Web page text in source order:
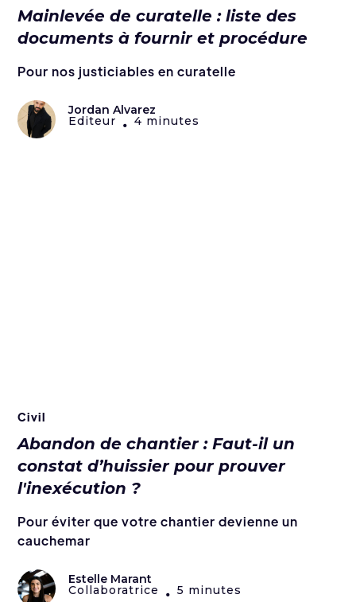
Mainlevée de curatelle : liste des
documents à fournir et procédure
Pour nos justiciables en curatelle
Jordan Alvarez
Editeur • 4 minutes
Civil
Abandon de chantier : Faut-il un
constat d’huissier pour prouver
l'inexécution ?
Pour éviter que votre chantier devienne un
cauchemar
Estelle Marant
Collaboratrice • 5 minutes